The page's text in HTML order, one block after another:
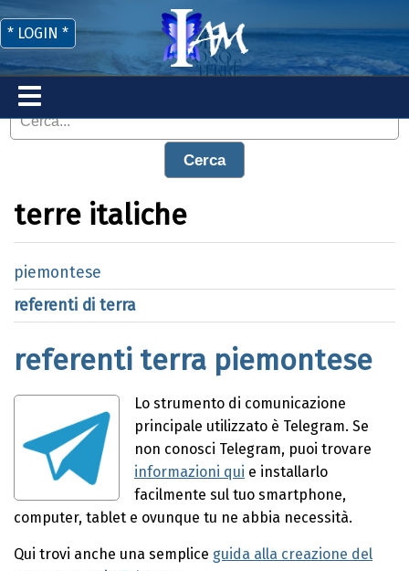
Cerca
* LOGIN *
terre italiche
piemontese
referenti di terra
referenti terra piemontese
Lo strumento di comunicazione
principale utilizzato è Telegram. Se
non conosci Telegram, puoi trovare
informazioni qui e installarlo
facilmente sul tuo smartphone,
computer, tablet e ovunque tu ne abbia necessità.
Qui trovi anche una semplice guida alla creazione del